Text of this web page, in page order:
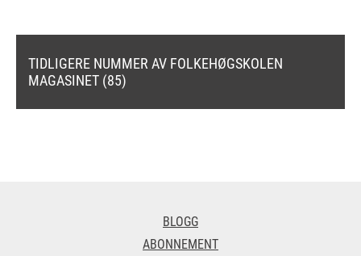
TIDLIGERE NUMMER AV FOLKEHØGSKOLEN
MAGASINET (85)
BLOGG
ABONNEMENT